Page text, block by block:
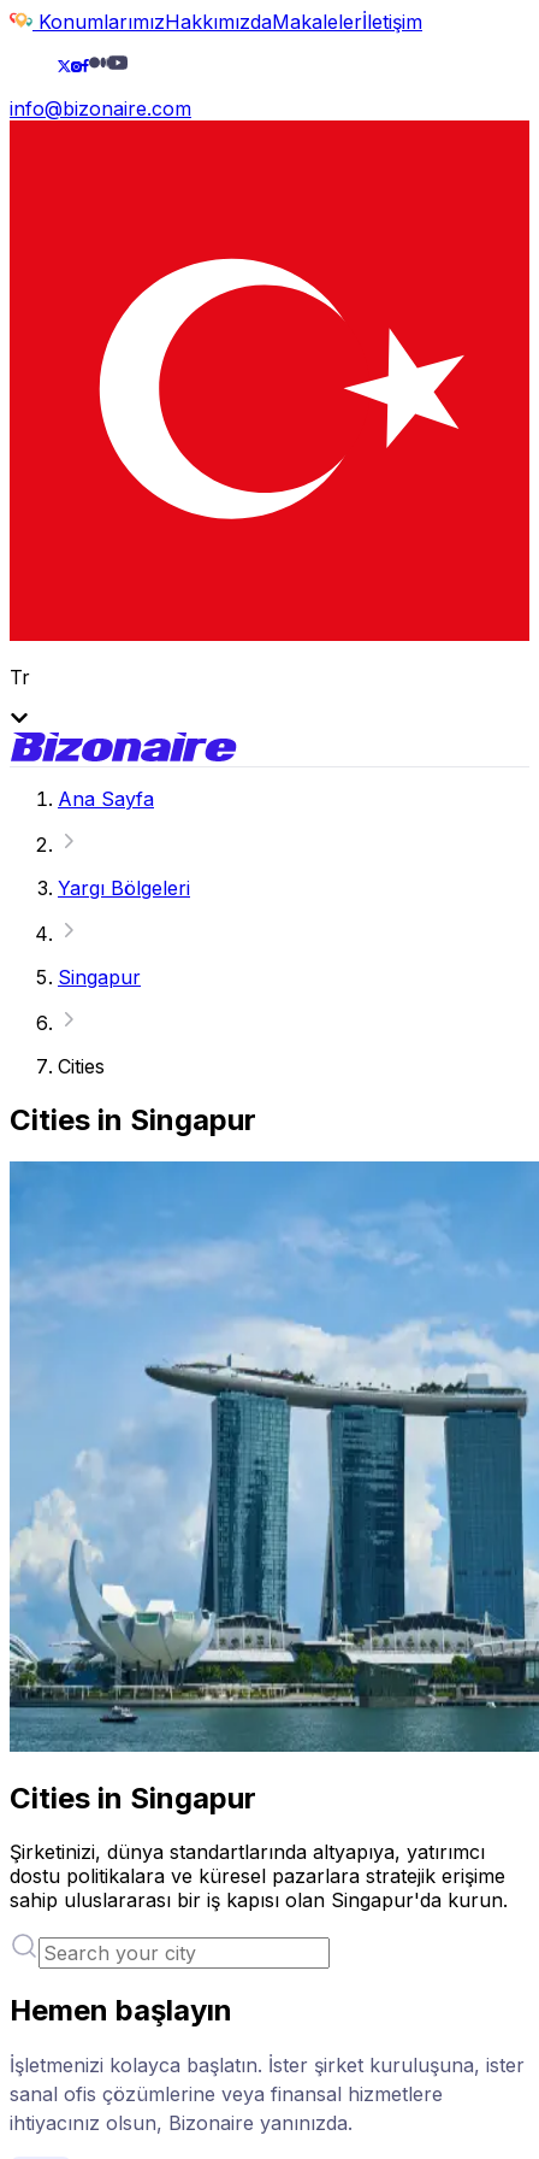
KonumlarımızHakkımızdaMakalelerİletişim
info@bizonaire.com
Tr
Ana Sayfa
Yargı Bölgeleri
Singapur
Cities
Cities in Singapur
Cities in Singapur
Şirketinizi, dünya standartlarında altyapıya, yatırımcı
dostu politikalara ve küresel pazarlara stratejik erişime
sahip uluslararası bir iş kapısı olan Singapur'da kurun.
Hemen başlayın
İşletmenizi kolayca başlatın. İster şirket kuruluşuna, ister
sanal ofis çözümlerine veya finansal hizmetlere
ihtiyacınız olsun, Bizonaire yanınızda.